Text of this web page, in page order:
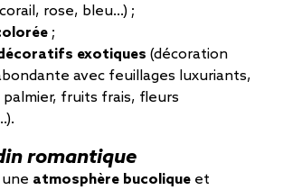
rose, bleu…) ;
;
exotiques (décoration
avec feuillages luxuriants,
fruits frais, fleurs
romantique
atmosphère bucolique et